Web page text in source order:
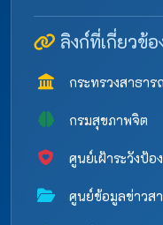
ลิงก์ที่เกี่ยวข้อ
กระทรวงสาธา
กรมสุขภาพจิต
ศูนย์เฝ้าระวังป้อ
ศูนย์ข้อมูลข่าวส